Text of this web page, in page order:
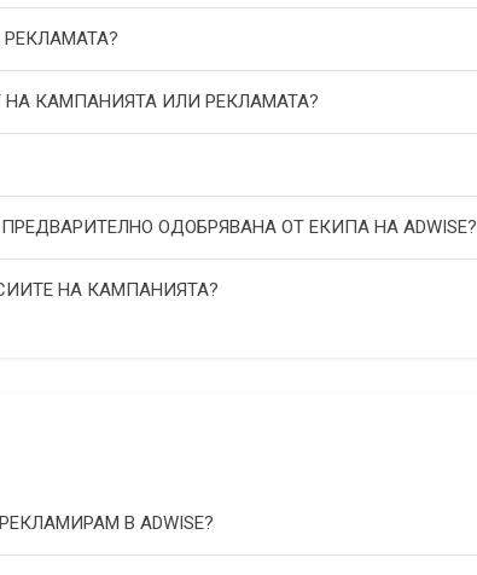
НА КАМПАНИЯТА ИЛИ РЕКЛАМАТА?
ОДОБРЯВАНА ОТ ЕКИПА НА ADWISE?
НА КАМПАНИЯТА?
В ADWISE?